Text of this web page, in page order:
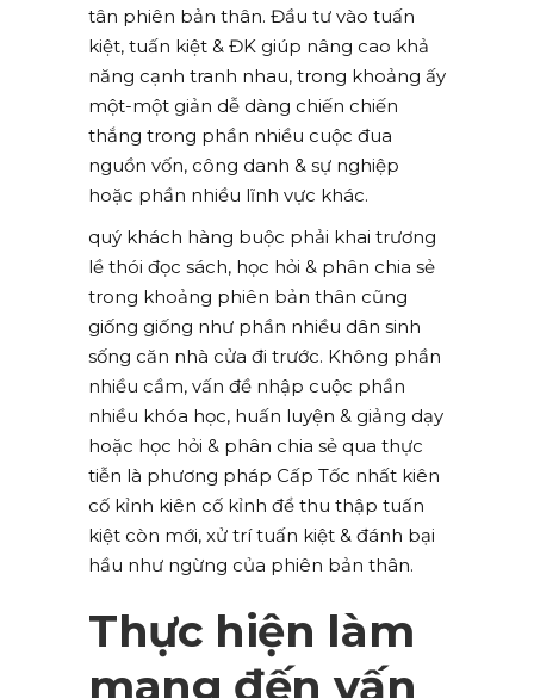
tân phiên bản thân. Đầu tư vào tuấn
kiệt, tuấn kiệt & ĐK giúp nâng cao khả
năng cạnh tranh nhau, trong khoảng ấy
một-một giản dễ dàng chiến chiến
thắng trong phần nhiều cuộc đua
nguồn vốn, công danh & sự nghiệp
hoặc phần nhiều lĩnh vực khác.
quý khách hàng buộc phải khai trương
lề thói đọc sách, học hỏi & phân chia sẻ
trong khoảng phiên bản thân cũng
giống giống như phần nhiều dân sinh
sống căn nhà cửa đi trước. Không phần
nhiều cầm, vấn đề nhập cuộc phần
nhiều khóa học, huấn luyện & giảng dạy
hoặc học hỏi & phân chia sẻ qua thực
tiễn là phương pháp Cấp Tốc nhất kiên
cố kỉnh kiên cố kỉnh để thu thập tuấn
kiệt còn mới, xử trí tuấn kiệt & đánh bại
hầu như ngừng của phiên bản thân.
Thực hiện làm
mang đến vấn